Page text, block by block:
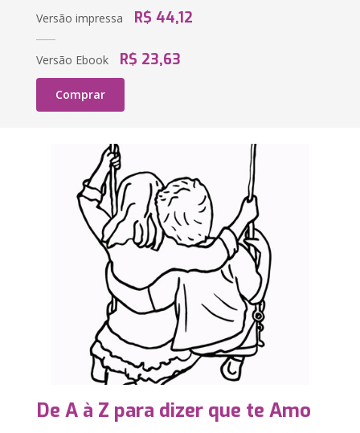
Versão impressa R$ 44,12
Versão Ebook R$ 23,63
Comprar
De A à Z para dizer que te Amo